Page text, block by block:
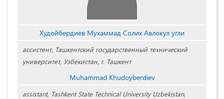
Худойбердиев Мухаммад Солих Авлокул угли
ассистент, Ташкентский государственный технический
университет, Узбекистан, г. Ташкент
Muhammad Khudoyberdiev
assistant, Tashkent State Technical University Uzbekistan,